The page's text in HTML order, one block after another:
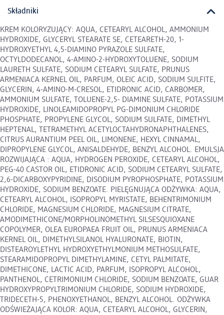
Składniki
KREM KOLORYZUJĄCY: AQUA, CETEARYL ALCOHOL, AMMONIUM
HYDROXIDE, GLYCERYL STEARATE SE, CETEARETH-20, 1-
HYDROXYETHYL 4,5-DIAMINO PYRAZOLE SULFATE,
OCTYLDODECANOL, 4-AMINO-2-HYDROXYTOLUENE, SODIUM
LAURETH SULFATE, SODIUM CETEARYL SULFATE, PRUNUS
ARMENIACA KERNEL OIL, PARFUM, OLEIC ACID, SODIUM SULFITE,
GLYCERIN, 4-AMINO-M-CRESOL, ETIDRONIC ACID, CARBOMER,
AMMONIUM SULFATE, TOLUENE-2,5- DIAMINE SULFATE, POTASSIUM
HYDROXIDE, LINOLEAMIDOPROPYL PG-DIMONIUM CHLORIDE
PHOSPHATE, PROPYLENE GLYCOL, SODIUM SULFATE, DIMETHYL
HEPTENAL, TETRAMETHYL ACETYLOCTAHYDRONAPHTHALENES,
CITRUS AURANTIUM PEEL OIL, LIMONENE, HEXYL CINNAMAL,
DIPROPYLENE GLYCOL, ANISALDEHYDE, BENZYL ALCOHOL. EMULSJA
ROZWIJAJĄCA : AQUA, HYDROGEN PEROXIDE, CETEARYL ALCOHOL,
PEG-40 CASTOR OIL, ETIDRONIC ACID, SODIUM CETEARYL SULFATE,
2,6-DICARBOXYPYRIDINE, DISODIUM PYROPHOSPHATE, POTASSIUM
HYDROXIDE, SODIUM BENZOATE. PIELĘGNUJĄCA ODŻYWKA: AQUA,
CETEARYL ALCOHOL, ISOPROPYL MYRISTATE, BEHENTRIMONIUM
CHLORIDE, MAGNESIUM CHLORIDE, MAGNESIUM CITRATE,
AMODIMETHICONE/MORPHOLINOMETHYL SILSESQUIOXANE
COPOLYMER, OLEA EUROPAEA FRUIT OIL, PRUNUS ARMENIACA
KERNEL OIL, DIMETHYLSILANOL HYALURONATE, BIOTIN,
DISTEAROYLETHYL HYDROXYETHYLMONIUM METHOSULFATE,
STEARAMIDOPROPYL DIMETHYLAMINE, CETYL PALMITATE,
DIMETHICONE, LACTIC ACID, PARFUM, ISOPROPYL ALCOHOL,
PANTHENOL, CETRIMONIUM CHLORIDE, SODIUM BENZOATE, GUAR
HYDROXYPROPYLTRIMONIUM CHLORIDE, SODIUM HYDROXIDE,
TRIDECETH-5, PHENOXYETHANOL, BENZYL ALCOHOL. ODŻYWKA
ODŚWIEŻAJĄCA KOLOR: AQUA, CETEARYL ALCOHOL, GLYCERIN,